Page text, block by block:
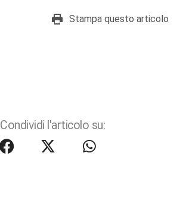
Stampa questo articolo
Condividi l'articolo su: